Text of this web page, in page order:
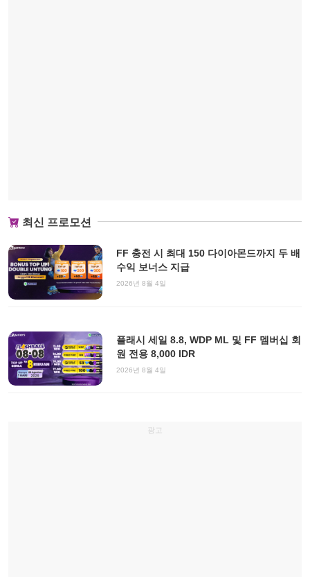
최신 프로모션
FF 충전 시 최대 150 다이아몬드까지 두 배
수익 보너스 지급
2026년 8월 4일
플래시 세일 8.8, WDP ML 및 FF 멤버십 회
원 전용 8,000 IDR
2026년 8월 4일
광고